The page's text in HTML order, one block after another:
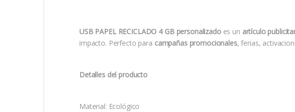
USB PAPEL RECICLADO 4 GB personalizadoes un artículo
impacto. Perfecto para campañas promocionales, ferias,
Detalles del producto
Material: Ecológico